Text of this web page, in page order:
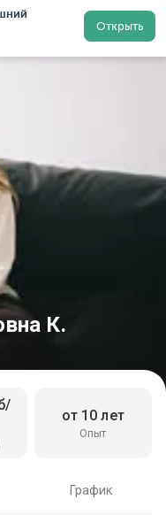
Открыть
Няни у метро
К.
Опыт
от 10 лет
График